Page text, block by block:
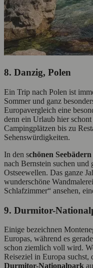
8. Danzig, Polen
Ein Trip nach Polen ist
Sommer und ganz
Europavergleich eine
denn ein Urlaub hier
Campingplätzen bis zu
Sehenswürdigkeiten.
In den schönen Seebädern
nach Bernstein suchen
Ostseewellen. Das ganze
wunderschöne
Schlafzimmer“ ansehen,
9. Durmitor-
Einige bezeichnen
Europas, während es
schon ziemlich voll wird.
Reiseziel in Europa suchst,
Durmitor-Nationalpark